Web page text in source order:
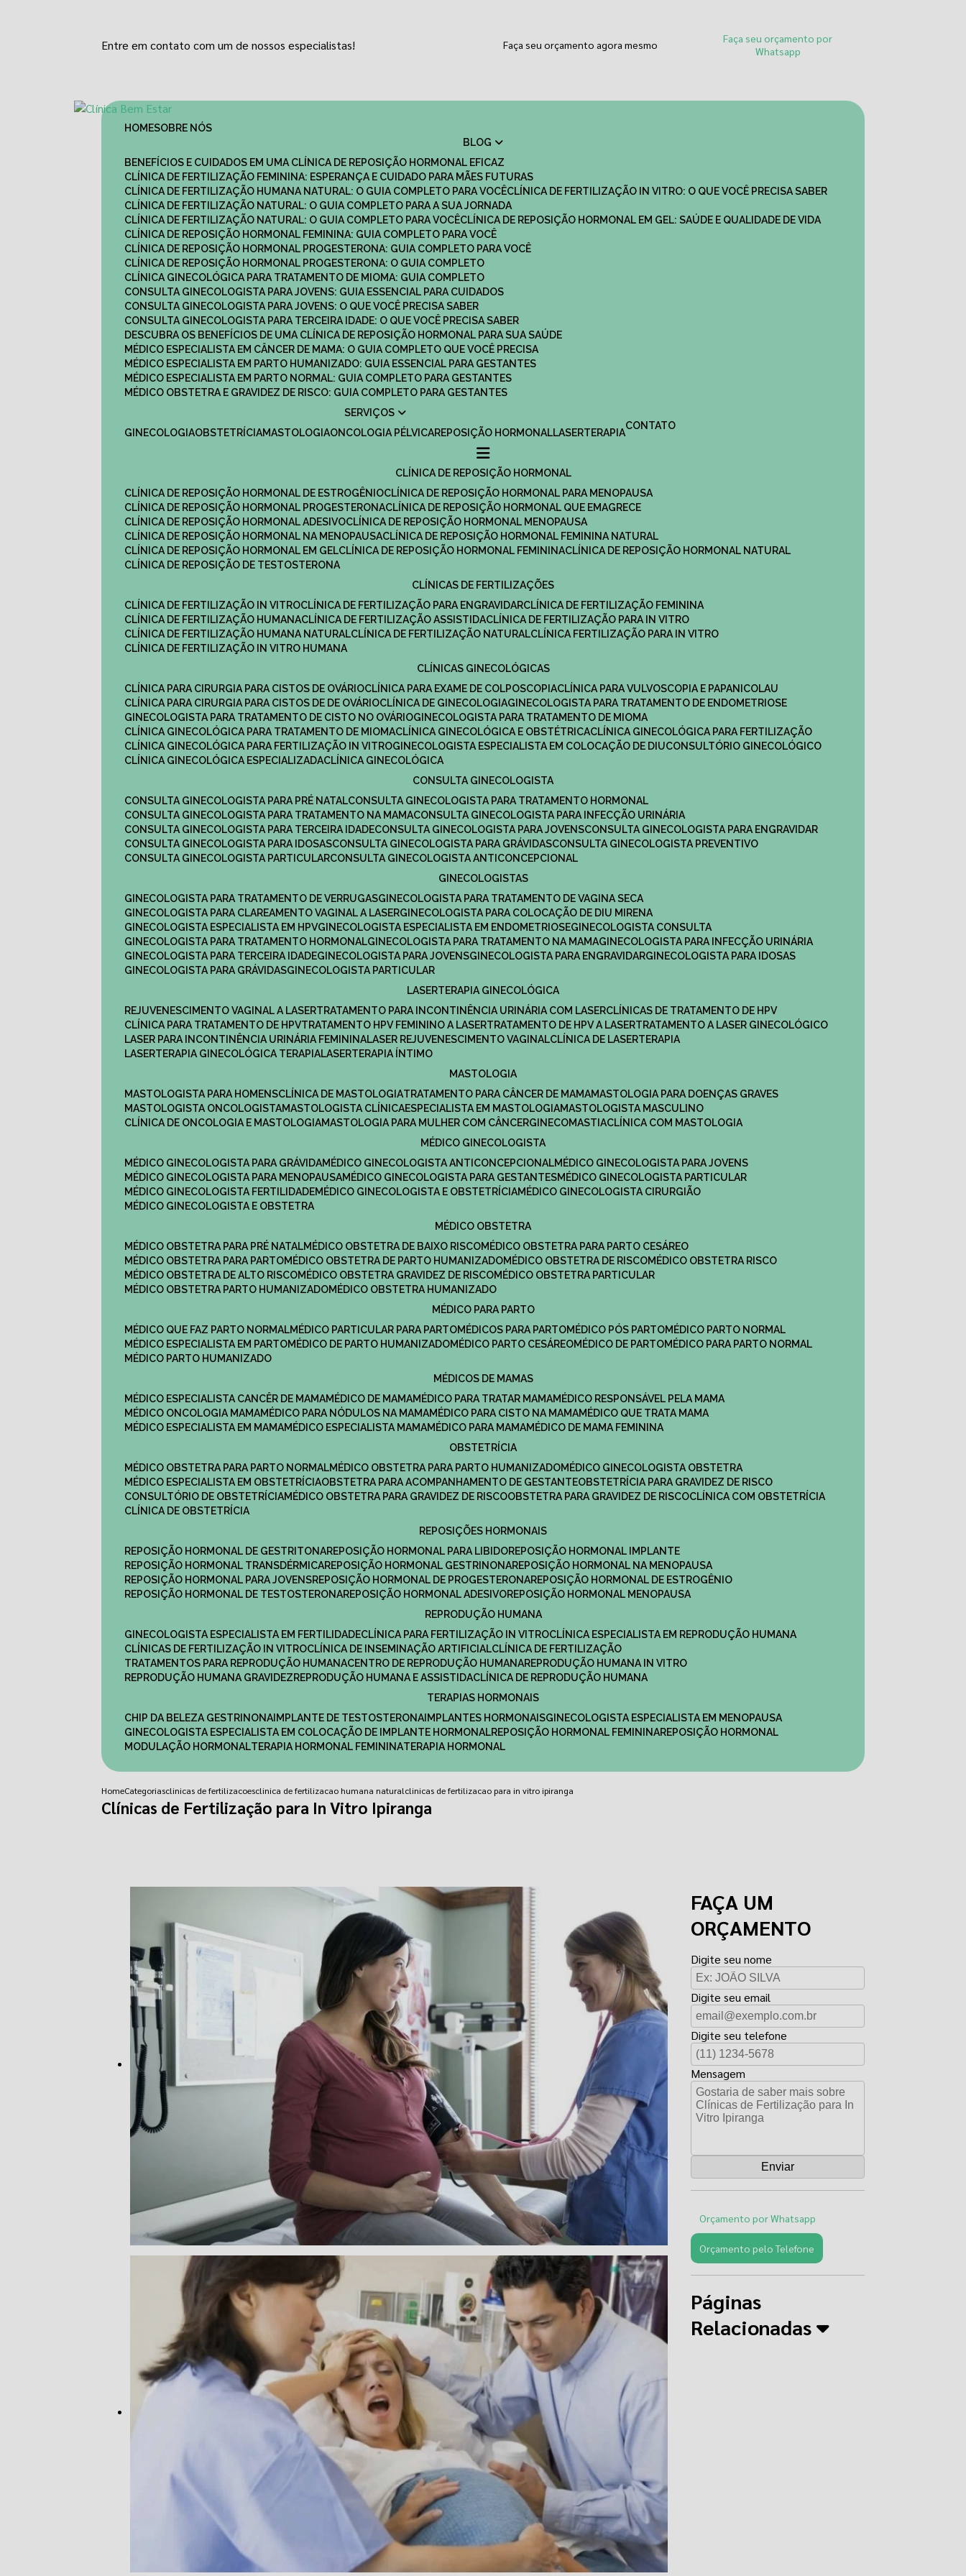
Entre em contato com um de nossos especialistas! Faça seu orçamento agora mesmo
Faça seu orçamento por
Whatsapp
HOME
SOBRE NÓS
BLOG
BENEFÍCIOS E CUIDADOS EM UMA CLÍNICA DE REPOSIÇÃO HORMONAL EFICAZ
CLÍNICA DE FERTILIZAÇÃO FEMININA: ESPERANÇA E CUIDADO PARA MÃES FUTURAS
CLÍNICA DE FERTILIZAÇÃO HUMANA NATURAL: O GUIA COMPLETO PARA VOCÊ
CLÍNICA DE FERTILIZAÇÃO IN VITRO: O QUE VOCÊ PRECISA SABER
CLÍNICA DE FERTILIZAÇÃO NATURAL: O GUIA COMPLETO PARA A SUA JORNADA
CLÍNICA DE FERTILIZAÇÃO NATURAL: O GUIA COMPLETO PARA VOCÊ
CLÍNICA DE REPOSIÇÃO HORMONAL EM GEL: SAÚDE E QUALIDADE DE VIDA
CLÍNICA DE REPOSIÇÃO HORMONAL FEMININA: GUIA COMPLETO PARA VOCÊ
CLÍNICA DE REPOSIÇÃO HORMONAL PROGESTERONA: GUIA COMPLETO PARA VOCÊ
CLÍNICA DE REPOSIÇÃO HORMONAL PROGESTERONA: O GUIA COMPLETO
CLÍNICA GINECOLÓGICA PARA TRATAMENTO DE MIOMA: GUIA COMPLETO
CONSULTA GINECOLOGISTA PARA JOVENS: GUIA ESSENCIAL PARA CUIDADOS
CONSULTA GINECOLOGISTA PARA JOVENS: O QUE VOCÊ PRECISA SABER
CONSULTA GINECOLOGISTA PARA TERCEIRA IDADE: O QUE VOCÊ PRECISA SABER
DESCUBRA OS BENEFÍCIOS DE UMA CLÍNICA DE REPOSIÇÃO HORMONAL PARA SUA SAÚDE
MÉDICO ESPECIALISTA EM CÂNCER DE MAMA: O GUIA COMPLETO QUE VOCÊ PRECISA
MÉDICO ESPECIALISTA EM PARTO HUMANIZADO: GUIA ESSENCIAL PARA GESTANTES
MÉDICO ESPECIALISTA EM PARTO NORMAL: GUIA COMPLETO PARA GESTANTES
MÉDICO OBSTETRA E GRAVIDEZ DE RISCO: GUIA COMPLETO PARA GESTANTES
SERVIÇOS
GINECOLOGIA
OBSTETRÍCIA MASTOLOGIA ONCOLOGIA PÉLVICA REPOSIÇÃO HORMONAL LASERTERAPIA
CONTATO
CLÍNICA DE REPOSIÇÃO HORMONAL
CLÍNICA DE REPOSIÇÃO HORMONAL DE ESTROGÊNIO
CLÍNICA DE REPOSIÇÃO HORMONAL PARA MENOPAUSA
CLÍNICA DE REPOSIÇÃO HORMONAL PROGESTERONA
CLÍNICA DE REPOSIÇÃO HORMONAL QUE EMAGRECE
CLÍNICA DE REPOSIÇÃO HORMONAL ADESIVO
CLÍNICA DE REPOSIÇÃO HORMONAL MENOPAUSA
CLÍNICA DE REPOSIÇÃO HORMONAL NA MENOPAUSA
CLÍNICA DE REPOSIÇÃO HORMONAL FEMININA NATURAL
CLÍNICA DE REPOSIÇÃO HORMONAL EM GEL
CLÍNICA DE REPOSIÇÃO HORMONAL FEMININA
CLÍNICA DE REPOSIÇÃO HORMONAL NATURAL
CLÍNICA DE REPOSIÇÃO DE TESTOSTERONA
CLÍNICAS DE FERTILIZAÇÕES
CLÍNICA DE FERTILIZAÇÃO IN VITRO
CLÍNICA DE FERTILIZAÇÃO PARA ENGRAVIDAR
CLÍNICA DE FERTILIZAÇÃO FEMININA
CLÍNICA DE FERTILIZAÇÃO HUMANA
CLÍNICA DE FERTILIZAÇÃO ASSISTIDA
CLÍNICA DE FERTILIZAÇÃO PARA IN VITRO
CLÍNICA DE FERTILIZAÇÃO HUMANA NATURAL
CLÍNICA DE FERTILIZAÇÃO NATURAL
CLÍNICA FERTILIZAÇÃO PARA IN VITRO
CLÍNICA DE FERTILIZAÇÃO IN VITRO HUMANA
CLÍNICAS GINECOLÓGICAS
CLÍNICA PARA CIRURGIA PARA CISTOS DE OVÁRIO
CLÍNICA PARA EXAME DE COLPOSCOPIA
CLÍNICA PARA VULVOSCOPIA E PAPANICOLAU
CLÍNICA PARA CIRURGIA PARA CISTOS DE DE OVÁRIO
CLÍNICA DE GINECOLOGIA
GINECOLOGISTA PARA TRATAMENTO DE ENDOMETRIOSE
GINECOLOGISTA PARA TRATAMENTO DE CISTO NO OVÁRIO
GINECOLOGISTA PARA TRATAMENTO DE MIOMA
CLÍNICA GINECOLÓGICA PARA TRATAMENTO DE MIOMA
CLÍNICA GINECOLÓGICA E OBSTÉTRICA
CLÍNICA GINECOLÓGICA PARA FERTILIZAÇÃO
CLÍNICA GINECOLÓGICA PARA FERTILIZAÇÃO IN VITRO
GINECOLOGISTA ESPECIALISTA EM COLOCAÇÃO DE DIU
CONSULTÓRIO GINECOLÓGICO
CLÍNICA GINECOLÓGICA ESPECIALIZADA
CLÍNICA GINECOLÓGICA
CONSULTA GINECOLOGISTA
CONSULTA GINECOLOGISTA PARA PRÉ NATAL
CONSULTA GINECOLOGISTA PARA TRATAMENTO HORMONAL
CONSULTA GINECOLOGISTA PARA TRATAMENTO NA MAMA
CONSULTA GINECOLOGISTA PARA INFECÇÃO URINÁRIA
CONSULTA GINECOLOGISTA PARA TERCEIRA IDADE
CONSULTA GINECOLOGISTA PARA JOVENS
CONSULTA GINECOLOGISTA PARA ENGRAVIDAR
CONSULTA GINECOLOGISTA PARA IDOSAS
CONSULTA GINECOLOGISTA PARA GRÁVIDAS
CONSULTA GINECOLOGISTA PREVENTIVO
CONSULTA GINECOLOGISTA PARTICULAR
CONSULTA GINECOLOGISTA ANTICONCEPCIONAL
GINECOLOGISTAS
GINECOLOGISTA PARA TRATAMENTO DE VERRUGAS
GINECOLOGISTA PARA TRATAMENTO DE VAGINA SECA
GINECOLOGISTA PARA CLAREAMENTO VAGINAL A LASER
GINECOLOGISTA PARA COLOCAÇÃO DE DIU MIRENA
GINECOLOGISTA ESPECIALISTA EM HPV
GINECOLOGISTA ESPECIALISTA EM ENDOMETRIOSE
GINECOLOGISTA CONSULTA
GINECOLOGISTA PARA TRATAMENTO HORMONAL
GINECOLOGISTA PARA TRATAMENTO NA MAMA
GINECOLOGISTA PARA INFECÇÃO URINÁRIA
GINECOLOGISTA PARA TERCEIRA IDADE
GINECOLOGISTA PARA JOVENS GINECOLOGISTA PARA ENGRAVIDAR
GINECOLOGISTA PARA IDOSAS
GINECOLOGISTA PARA GRÁVIDAS
GINECOLOGISTA PARTICULAR
LASERTERAPIA GINECOLÓGICA
REJUVENESCIMENTO VAGINAL A LASER
TRATAMENTO PARA INCONTINÊNCIA URINÁRIA COM LASER
CLÍNICAS DE TRATAMENTO DE HPV
CLÍNICA PARA TRATAMENTO DE HPV
TRATAMENTO HPV FEMININO A LASER TRATAMENTO DE HPV A LASER
TRATAMENTO A LASER GINECOLÓGICO
LASER PARA INCONTINÊNCIA URINÁRIA FEMININA LASER REJUVENESCIMENTO VAGINAL
CLÍNICA DE LASERTERAPIA
LASERTERAPIA GINECOLÓGICA TERAPIA LASERTERAPIA ÍNTIMO
MASTOLOGIA
MASTOLOGISTA PARA HOMENS
CLÍNICA DE MASTOLOGIA TRATAMENTO PARA CÂNCER DE MAMA
MASTOLOGIA PARA DOENÇAS GRAVES
MASTOLOGISTA ONCOLOGISTA
MASTOLOGISTA CLÍNICA ESPECIALISTA EM MASTOLOGIA
MASTOLOGISTA MASCULINO
CLÍNICA DE ONCOLOGIA E MASTOLOGIA
MASTOLOGIA PARA MULHER COM CÂNCER GINECOMASTIA
CLÍNICA COM MASTOLOGIA
MÉDICO GINECOLOGISTA
MÉDICO GINECOLOGISTA PARA GRÁVIDA
MÉDICO GINECOLOGISTA ANTICONCEPCIONAL
MÉDICO GINECOLOGISTA PARA JOVENS
MÉDICO GINECOLOGISTA PARA MENOPAUSA
MÉDICO GINECOLOGISTA PARA GESTANTES
MÉDICO GINECOLOGISTA PARTICULAR
MÉDICO GINECOLOGISTA FERTILIDADE
MÉDICO GINECOLOGISTA E OBSTETRÍCIA
MÉDICO GINECOLOGISTA CIRURGIÃO
MÉDICO GINECOLOGISTA E OBSTETRA
MÉDICO OBSTETRA
MÉDICO OBSTETRA PARA PRÉ NATAL
MÉDICO OBSTETRA DE BAIXO RISCO
MÉDICO OBSTETRA PARA PARTO CESÁREO
MÉDICO OBSTETRA PARA PARTO
MÉDICO OBSTETRA DE PARTO HUMANIZADO MÉDICO OBSTETRA DE RISCO
MÉDICO OBSTETRA RISCO
MÉDICO OBSTETRA DE ALTO RISCO
MÉDICO OBSTETRA GRAVIDEZ DE RISCO
MÉDICO OBSTETRA PARTICULAR
MÉDICO OBSTETRA PARTO HUMANIZADO
MÉDICO OBSTETRA HUMANIZADO
MÉDICO PARA PARTO
MÉDICO QUE FAZ PARTO NORMAL
MÉDICO PARTICULAR PARA PARTO MÉDICOS PARA PARTO MÉDICO PÓS PARTO
MÉDICO PARTO NORMAL
MÉDICO ESPECIALISTA EM PARTO
MÉDICO DE PARTO HUMANIZADO MÉDICO PARTO CESÁREO MÉDICO DE PARTO
MÉDICO PARA PARTO NORMAL
MÉDICO PARTO HUMANIZADO
MÉDICOS DE MAMAS
MÉDICO ESPECIALISTA CANCÊR DE MAMA
MÉDICO DE MAMA MÉDICO PARA TRATAR MAMA
MÉDICO RESPONSÁVEL PELA MAMA
MÉDICO ONCOLOGIA MAMA
MÉDICO PARA NÓDULOS NA MAMA MÉDICO PARA CISTO NA MAMA
MÉDICO QUE TRATA MAMA
MÉDICO ESPECIALISTA EM MAMA
MÉDICO ESPECIALISTA MAMA MÉDICO PARA MAMA
MÉDICO DE MAMA FEMININA
OBSTETRÍCIA
MÉDICO OBSTETRA PARA PARTO NORMAL
MÉDICO OBSTETRA PARA PARTO HUMANIZADO
MÉDICO GINECOLOGISTA OBSTETRA
MÉDICO ESPECIALISTA EM OBSTETRÍCIA
OBSTETRA PARA ACOMPANHAMENTO DE GESTANTE
OBSTETRÍCIA PARA GRAVIDEZ DE RISCO
CONSULTÓRIO DE OBSTETRÍCIA
MÉDICO OBSTETRA PARA GRAVIDEZ DE RISCO OBSTETRA PARA GRAVIDEZ DE RISCO
CLÍNICA COM OBSTETRÍCIA
CLÍNICA DE OBSTETRÍCIA
REPOSIÇÕES HORMONAIS
REPOSIÇÃO HORMONAL DE GESTRITONA
REPOSIÇÃO HORMONAL PARA LIBIDO
REPOSIÇÃO HORMONAL IMPLANTE
REPOSIÇÃO HORMONAL TRANSDÉRMICA
REPOSIÇÃO HORMONAL GESTRINONA
REPOSIÇÃO HORMONAL NA MENOPAUSA
REPOSIÇÃO HORMONAL PARA JOVENS
REPOSIÇÃO HORMONAL DE PROGESTERONA
REPOSIÇÃO HORMONAL DE ESTROGÊNIO
REPOSIÇÃO HORMONAL DE TESTOSTERONA
REPOSIÇÃO HORMONAL ADESIVO
REPOSIÇÃO HORMONAL MENOPAUSA
REPRODUÇÃO HUMANA
GINECOLOGISTA ESPECIALISTA EM FERTILIDADE
CLÍNICA PARA FERTILIZAÇÃO IN VITRO
CLÍNICA ESPECIALISTA EM REPRODUÇÃO HUMANA
CLÍNICAS DE FERTILIZAÇÃO IN VITRO
CLÍNICA DE INSEMINAÇÃO ARTIFICIAL
CLÍNICA DE FERTILIZAÇÃO
TRATAMENTOS PARA REPRODUÇÃO HUMANA
CENTRO DE REPRODUÇÃO HUMANA
REPRODUÇÃO HUMANA IN VITRO
REPRODUÇÃO HUMANA GRAVIDEZ
REPRODUÇÃO HUMANA E ASSISTIDA
CLÍNICA DE REPRODUÇÃO HUMANA
TERAPIAS HORMONAIS
CHIP DA BELEZA GESTRINONA IMPLANTE DE TESTOSTERONA IMPLANTES HORMONAIS
GINECOLOGISTA ESPECIALISTA EM MENOPAUSA
GINECOLOGISTA ESPECIALISTA EM COLOCAÇÃO DE IMPLANTE HORMONAL
REPOSIÇÃO HORMONAL FEMININA
REPOSIÇÃO HORMONAL
MODULAÇÃO HORMONAL
TERAPIA HORMONAL FEMININA TERAPIA HORMONAL
HomeCategoriasclinicas de fertilizacoesclinica de fertilizacao humana naturalclinicas de fertilizacao para in vitro ipiranga
Clínicas de Fertilização para In Vitro Ipiranga
FAÇA UM
ORÇAMENTO
Digite seu nome
Digite seu email
Digite seu telefone
Mensagem
Orçamento por Whatsapp
Orçamento pelo Telefone
Páginas
Relacionadas